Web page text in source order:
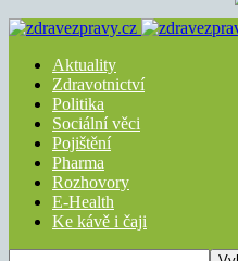
Aktuality
Zdravotnictví
Politika
Sociální věci
Pojištění
Pharma
Rozhovory
E-Health
Ke kávě i čaji